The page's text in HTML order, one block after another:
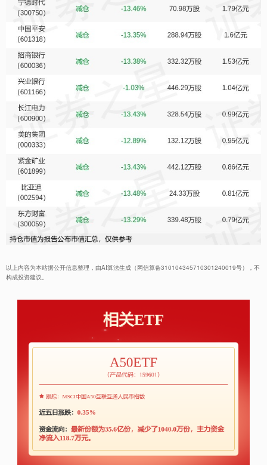
以上内容为本站据公开信息整理，由AI算法生成（网信算备310104345710301240019号），不
构成投资建议。